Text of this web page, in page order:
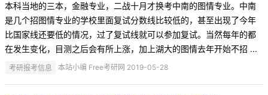
本科当地的三本，金融专业，二战十月才换考中南的图情专业。中南
是几个招图情专业的学校里面复试分数线比较低的，甚至出现了今年
比国家线还要低的情况，过了复试线就可以参加复试。当然每年的都
在发生变化，目测之后会有所上涨，加上湖大的图情去年开始不招 ...
考研报考信息 本站小编 Free考研网 2019-05-28